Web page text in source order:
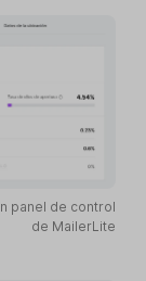
panel de control
de MailerLite